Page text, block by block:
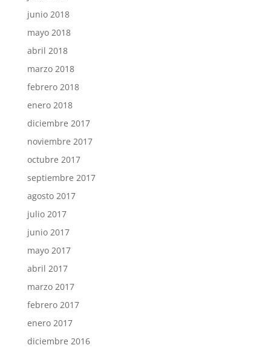
junio 2018
mayo 2018
abril 2018
marzo 2018
febrero 2018
enero 2018
diciembre 2017
noviembre 2017
octubre 2017
septiembre 2017
agosto 2017
julio 2017
junio 2017
mayo 2017
abril 2017
marzo 2017
febrero 2017
enero 2017
diciembre 2016